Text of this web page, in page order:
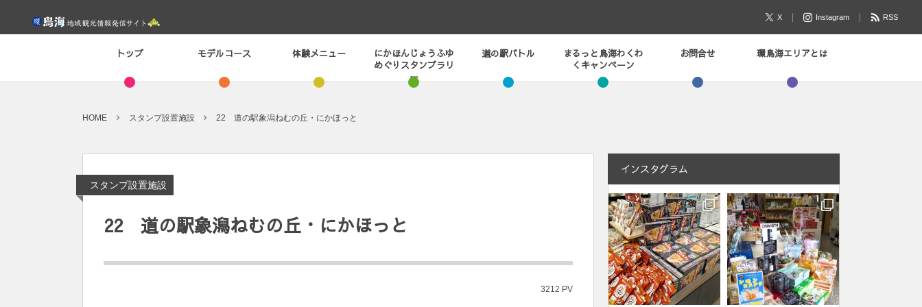
X Instagram RSS
トップ モデルコース 体験メニュー
にかほんじょうふゆ
めぐりスタンプラリ
ー
道の駅バトル
まるっと鳥海わくわ
くキャンペーン
お問合せ 環鳥海エリアとは
HOME スタンプ設置施設 22 道の駅象潟ねむの丘・にかほっと
スタンプ設置施設
22 道の駅象潟ねむの丘・にかほっと
3212 PV
インスタグラム